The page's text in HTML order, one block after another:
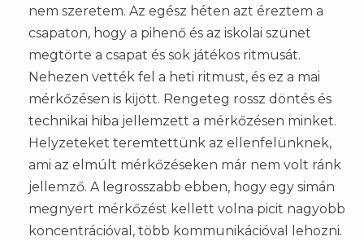
nem szeretem. Az egész héten azt éreztem a
csapaton, hogy a pihenő és az iskolai szünet
megtörte a csapat és sok játékos ritmusát.
Nehezen vették fel a heti ritmust, és ez a mai
mérkőzésen is kijött. Rengeteg rossz döntés és
technikai hiba jellemzett a mérkőzésen minket.
Helyzeteket teremtettünk az ellenfelünknek,
ami az elmúlt mérkőzéseken már nem volt ránk
jellemző. A legrosszabb ebben, hogy egy simán
megnyert mérkőzést kellett volna picit nagyobb
koncentrációval, több kommunikációval lehozni.